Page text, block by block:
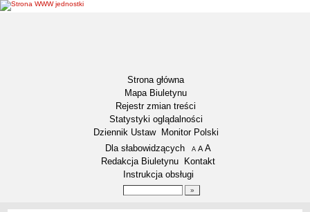
Strona główna
Mapa Biuletynu
Rejestr zmian treści
Statystyki oglądalności
Dziennik Ustaw
Monitor Polski
Menu dodatkowe
Dla słabowidzących A pomniejsz czcionkę
A standardowy rozmiar czcionki
A
Redakcja Biuletynu
Kontakt
Instrukcja obsługi